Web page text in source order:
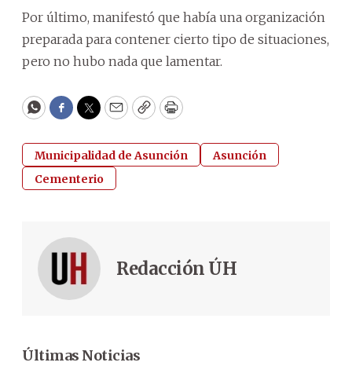
Por último, manifestó que había una organización
preparada para contener cierto tipo de situaciones,
pero no hubo nada que lamentar.
WhatsApp
Facebook
Twitter
EmailCopyPrint
Municipalidad de Asunción
Asunción
Cementerio
Redacción ÚH
Últimas Noticias